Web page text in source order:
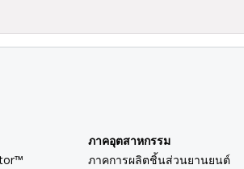
ภาคอุตสาหกรรม
ภาคการผลิตชิ้นส่วนยานยนต์